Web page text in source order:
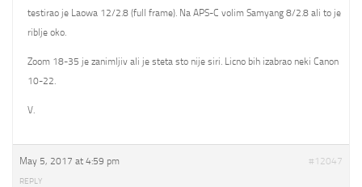
testirao je Laowa 12/2.8 (full frame). Na APS-C volim Samyang 8/2.8 ali to je
riblje oko.
Zoom 18-35 je zanimljiv ali je steta sto nije siri. Licno bih izabrao neki Canon
10-22.
V.
May 5, 2017 at 4:59 pm #12047
REPLY